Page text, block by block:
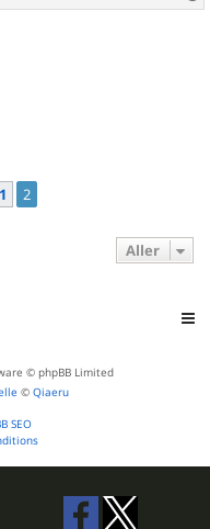
a
Précédent
1 2
Aller
© phpBB Limited
© Qiaeru
SEO